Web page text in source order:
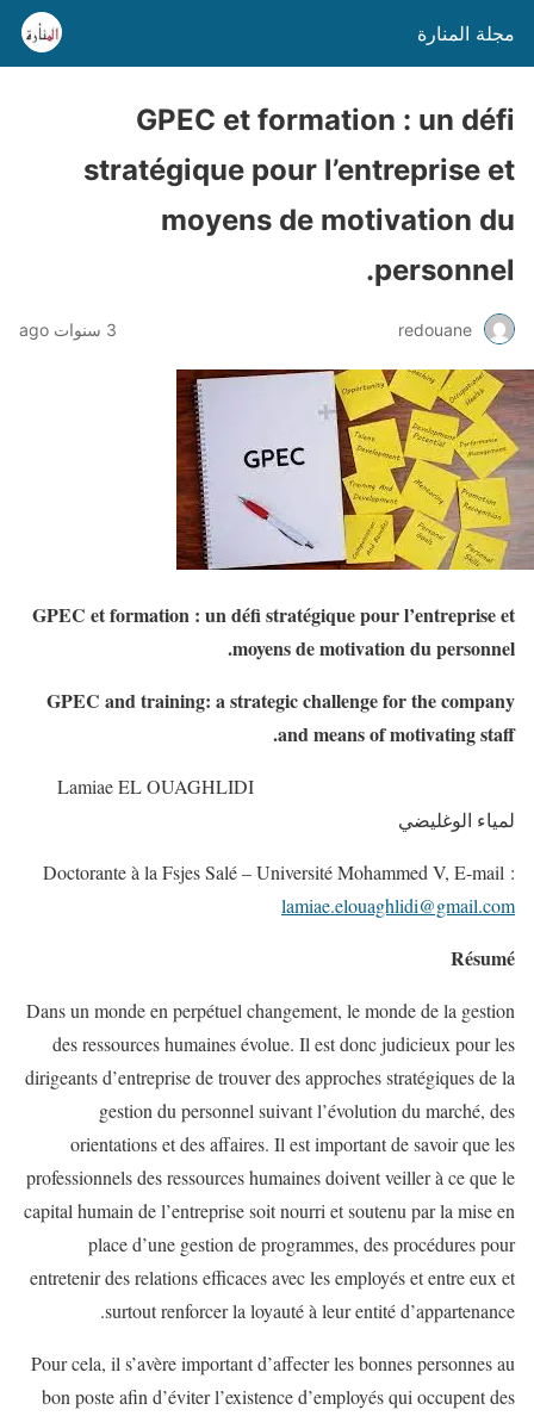
مجلة المنارة
GPEC et formation : un défi
stratégique pour l’entreprise et
moyens de motivation du
personnel.
redouane 3 سنوات ago
GPEC et formation : un défi stratégique pour l’entreprise et
moyens de motivation du personnel.
GPEC and training: a strategic challenge for the company
and means of motivating staff.
Lamiae EL OUAGHLIDI
لمياء الوغليضي
Doctorante à la Fsjes Salé – Université Mohammed V, E-mail :
lamiae.elouaghlidi@gmail.com
Résumé
Dans un monde en perpétuel changement, le monde de la gestion
des ressources humaines évolue. Il est donc judicieux pour les
dirigeants d’entreprise de trouver des approches stratégiques de la
gestion du personnel suivant l’évolution du marché, des
orientations et des affaires. Il est important de savoir que les
professionnels des ressources humaines doivent veiller à ce que le
capital humain de l’entreprise soit nourri et soutenu par la mise en
place d’une gestion de programmes, des procédures pour
entretenir des relations efficaces avec les employés et entre eux et
surtout renforcer la loyauté à leur entité d’appartenance.
Pour cela, il s’avère important d’affecter les bonnes personnes au
bon poste afin d’éviter l’existence d’employés qui occupent des